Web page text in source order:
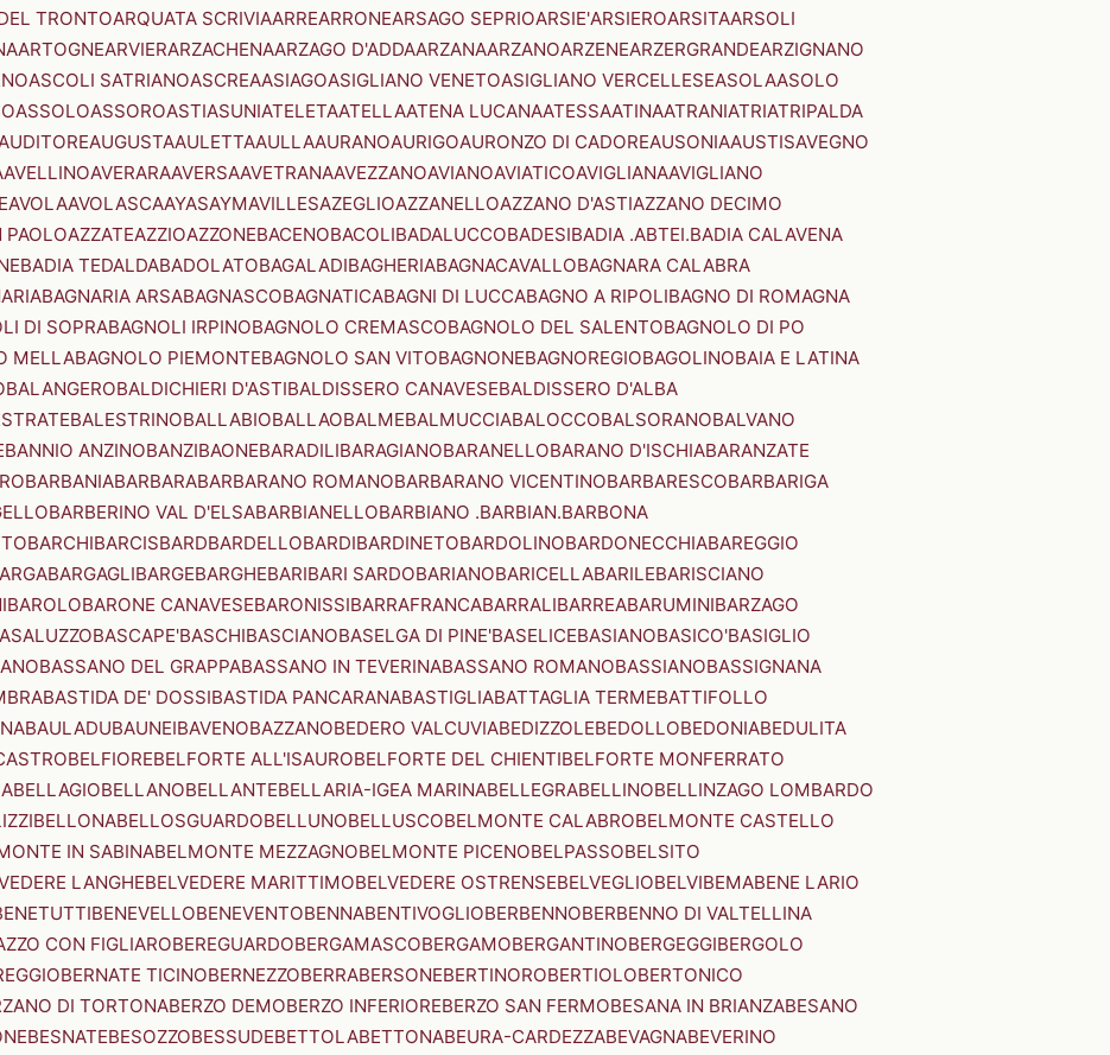
TRONTOARQUATA SCRIVIAARREARRONEARSAGO SEPRIOARSIE'ARSIEROARSITAARSOLI
ARTOGNEARVIERARZACHENAARZAGO D'ADDAARZANAARZANOARZENEARZERGRANDEARZIGNANO
ASCOLI SATRIANOASCREAASIAGOASIGLIANO VENETOASIGLIANO VERCELLESEASOLAASOLO
ASSOLOASSOROASTIASUNIATELETAATELLAATENA LUCANAATESSAATINAATRANIATRIATRIPALDA
AUGUSTAAULETTAAULLAAURANOAURIGOAURONZO DI CADOREAUSONIAAUSTISAVEGNO
AVELLINOAVERARAAVERSAAVETRANAAVEZZANOAVIANOAVIATICOAVIGLIANAAVIGLIANO
AVOLAAVOLASCAAYASAYMAVILLESAZEGLIOAZZANELLOAZZANO D'ASTIAZZANO DECIMO
PAOLOAZZATEAZZIOAZZONEBACENOBACOLIBADALUCCOBADESIBADIA .ABTEI.BADIA CALAVENA
BADIA TEDALDABADOLATOBAGALADIBAGHERIABAGNACAVALLOBAGNARA CALABRA
BAGNARIA ARSABAGNASCOBAGNATICABAGNI DI LUCCABAGNO A RIPOLIBAGNO DI ROMAGNA
DI SOPRABAGNOLI IRPINOBAGNOLO CREMASCOBAGNOLO DEL SALENTOBAGNOLO DI PO
MELLABAGNOLO PIEMONTEBAGNOLO SAN VITOBAGNONEBAGNOREGIOBAGOLINOBAIA E LATINA
BALANGEROBALDICHIERI D'ASTIBALDISSERO CANAVESEBALDISSERO D'ALBA
BALESTRINOBALLABIOBALLAOBALMEBALMUCCIABALOCCOBALSORANOBALVANO
BANNIO ANZINOBANZIBAONEBARADILIBARAGIANOBARANELLOBARANO D'ISCHIABARANZATE
BARBANIABARBARABARBARANO ROMANOBARBARANO VICENTINOBARBARESCOBARBARIGA
BARBERINO VAL D'ELSABARBIANELLOBARBIANO .BARBIAN.BARBONA
BARCHIBARCISBARDBARDELLOBARDIBARDINETOBARDOLINOBARDONECCHIABAREGGIO
BARGAGLIBARGEBARGHEBARIBARI SARDOBARIANOBARICELLABARILEBARISCIANO
BAROLOBARONE CANAVESEBARONISSIBARRAFRANCABARRALIBARREABARUMINIBARZAGO
BASCAPE'BASCHIBASCIANOBASELGA DI PINE'BASELICEBASIANOBASICO'BASIGLIO
BASSANO DEL GRAPPABASSANO IN TEVERINABASSANO ROMANOBASSIANOBASSIGNANA
BASTIDA DE' DOSSIBASTIDA PANCARANABASTIGLIABATTAGLIA TERMEBATTIFOLLO
BAULADUBAUNEIBAVENOBAZZANOBEDERO VALCUVIABEDIZZOLEBEDOLLOBEDONIABEDULITA
BELFIOREBELFORTE ALL'ISAUROBELFORTE DEL CHIENTIBELFORTE MONFERRATO
BELLAGIOBELLANOBELLANTEBELLARIA-IGEA MARINABELLEGRABELLINOBELLINZAGO LOMBARDO
BELLONABELLOSGUARDOBELLUNOBELLUSCOBELMONTE CALABROBELMONTE CASTELLO
IN SABINABELMONTE MEZZAGNOBELMONTE PICENOBELPASSOBELSITO
LANGHEBELVEDERE MARITTIMOBELVEDERE OSTRENSEBELVEGLIOBELVIBEMABENE LARIO
BENEVELLOBENEVENTOBENNABENTIVOGLIOBERBENNOBERBENNO DI VALTELLINA
CON FIGLIAROBEREGUARDOBERGAMASCOBERGAMOBERGANTINOBERGEGGIBERGOLO
BERNATE TICINOBERNEZZOBERRABERSONEBERTINOROBERTIOLOBERTONICO
DI TORTONABERZO DEMOBERZO INFERIOREBERZO SAN FERMOBESANA IN BRIANZABESANO
BESNATEBESOZZOBESSUDEBETTOLABETTONABEURA-CARDEZZABEVAGNABEVERINO